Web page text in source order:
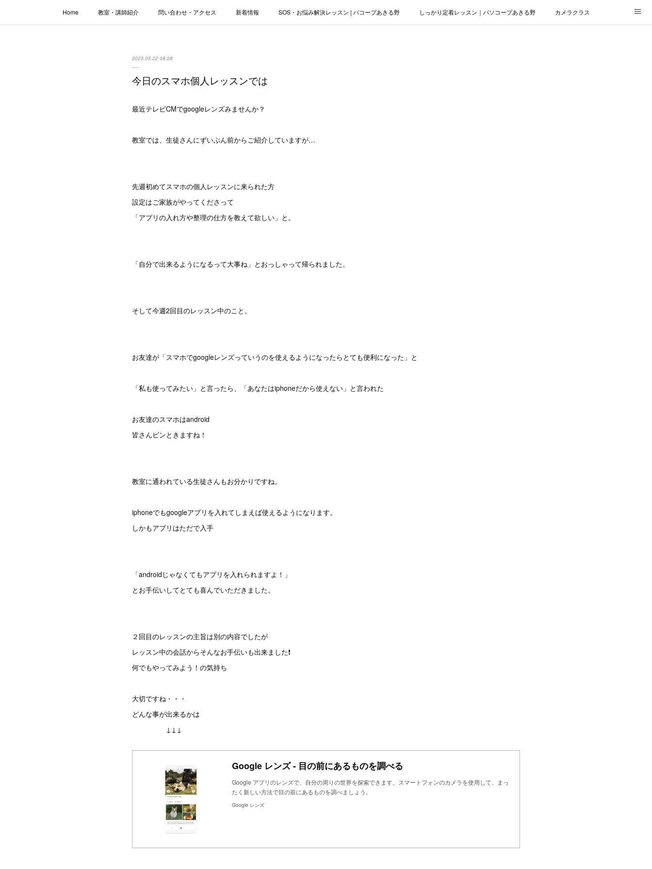
Home 教室・講師紹介 問い合わせ・アクセス 新着情報 SOS・お悩み解決レッスン | パコープあきる野 しっかり定着レッスン｜パソコープあきる野 カメラクラス
2023.05.22 08:28
今日のスマホ個人レッスンでは
最近テレビCMでgoogleレンズみませんか？
教室では、生徒さんにずいぶん前からご紹介していますが…
先週初めてスマホの個人レッスンに来られた方
設定はご家族がやってくださって
「アプリの入れ方や整理の仕方を教えて欲しい」と。
「自分で出来るようになるって大事ね」とおっしゃって帰られました。
そして今週2回目のレッスン中のこと。
お友達が「スマホでgoogleレンズっていうのを使えるようになったらとても便利になった」と
「私も使ってみたい」と言ったら、「あなたはiphoneだから使えない」と言われた
お友達のスマホはandroid
皆さんピンときますね！
教室に通われている生徒さんもお分かりですね。
iphoneでもgoogleアプリを入れてしまえば使えるようになります。
しかもアプリはただで入手
「androidじゃなくてもアプリを入れられますよ！」
とお手伝いしてとても喜んでいただきました。
２回目のレッスンの主旨は別の内容でしたが
レッスン中の会話からそんなお手伝いも出来ました❗️
何でもやってみよう！の気持ち
大切ですね・・・
どんな事が出来るかは
↓↓↓
Google レンズ - 目の前にあるものを調べる
Google アプリのレンズで、自分の周りの世界を探索できます。スマートフォンのカメラを使用して、まっ
たく新しい方法で目の前にあるものを調べましょう。
Google レンズ